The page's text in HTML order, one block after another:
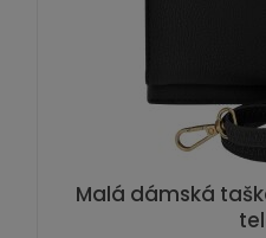
Malá dámská